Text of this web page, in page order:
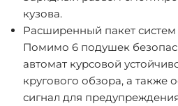
кузова.
Расширенный пакет систем
Помимо 6 подушек
автомат курсовой
кругового обзора, а также
сигнал для